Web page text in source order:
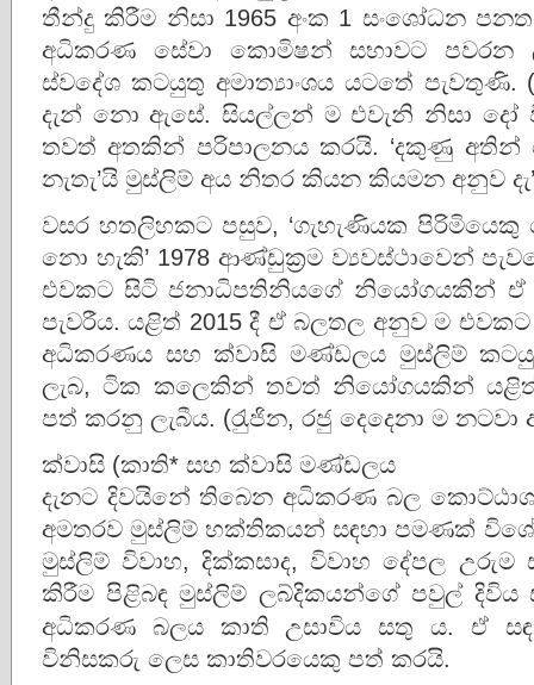
තීන්දු කිරීම නිසා 1965 අංක 1 සංශෝධන
අධිකරණ සේවා කොමිෂන් සභාවට පවරන
ස්වදේශ කටයුතු අමාත්‍යාංශය යටතේ
දැන් නො ඇසේ. සියල්ලන් ම එවැනි නිසා දෝ
තවත් අතකින් පරිපාලනය කරයි. ‘දකුණු අතින්
නැතැ’යි මුස්ලිම් අය නිතර කියන කියමන අනුව
වසර හතලිහකට පසුව, ‘ගැහැණියක
නො හැකි’ 1978 ආණ්ඩුක‍්‍රම ව්‍යවස්ථාවෙන්
එවකට සිටි ජනාධිපතිනියගේ නියෝගයකින් ඒ
පැවරීය. යළිත් 2015 දී ඒ බලතල අනුව ම
අධිකරණය සහ ක්වාසි මණ්ඩලය මුස්ලිම් කටයුතු
ලැබ, ටික කලෙකින් තවත් නියෝගයකින් යළිත්
පත් කරනු ලැබීය. (රැුජින, රජු දෙදෙනා ම නටවා
ක්වාසි (කාති* සහ ක්වාසි මණ්ඩලය
දැනට දිවයිනේ තිබෙන අධිකරණ බල
අමතරව මුස්ලිම් භක්තිකයන් සඳහා පමණක්
මුස්ලිම් විවාහ, දික්කසාද, විවාහ දේපල
කිරීම පිළිබඳ මුස්ලිම් ලබ්දිකයන්ගේ පවුල් දිවිය
අධිකරණ බලය කාති උසාවිය සතු ය. ඒ
විනිසකරු ලෙස කාතිවරයෙකු පත් කරයි.